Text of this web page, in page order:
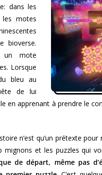
dans les
les motes
bioverse.
mote
Lorsque
bleu au
de lui
en apprenant à prendre le
n’est qu’un prétexte
mignons et les puzzles qui
de départ, même pas